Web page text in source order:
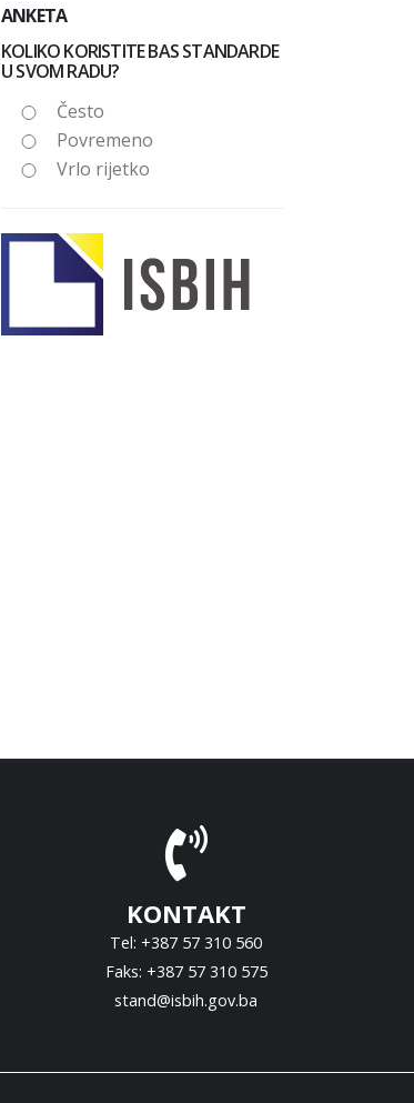
ANKETA
KOLIKO KORISTITE BAS STANDARDE
U SVOM RADU?
Često
Povremeno
Vrlo rijetko
KONTAKT
Tel: +387 57 310 560
Faks: +387 57 310 575
stand@isbih.gov.ba